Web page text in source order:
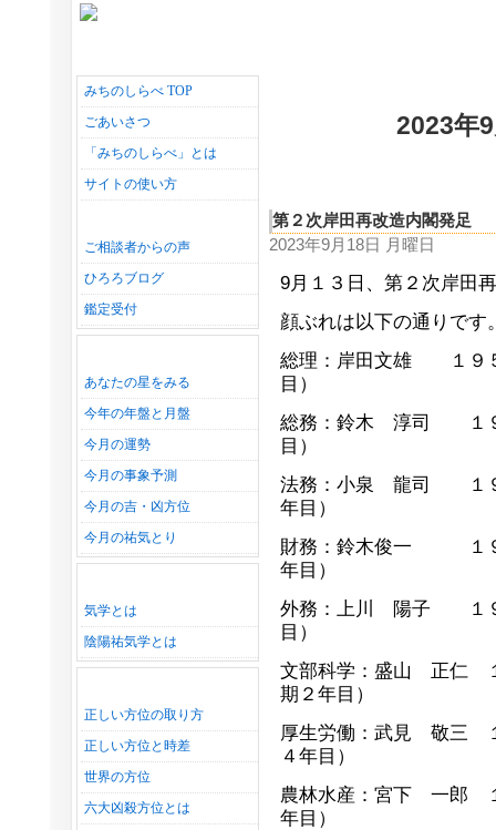
みちのしらべ TOP
ごあいさつ
「みちのしらべ」とは
サイトの使い方
ご相談者からの声
ひろろブログ
鑑定受付
あなたの星をみる
今年の年盤と月盤
今月の運勢
今月の事象予測
今月の吉・凶方位
今月の祐気とり
気学とは
陰陽祐気学とは
正しい方位の取り方
正しい方位と時差
世界の方位
六大凶殺方位とは
2023年
第２次岸田再改造内閣発足
2023年9月18日 月曜日
9月１３日、第２次岸田
顔ぶれは以下の通りです
総理：岸田文雄 １９５
目）
総務：鈴木 淳司 １９
目）
法務：小泉 龍司 １９
年目）
財務：鈴木俊一 １９
年目）
外務：上川 陽子 １９
目）
文部科学：盛山 正仁
期２年目）
厚生労働：武見 敬三
４年目）
農林水産：宮下 一郎
年目）